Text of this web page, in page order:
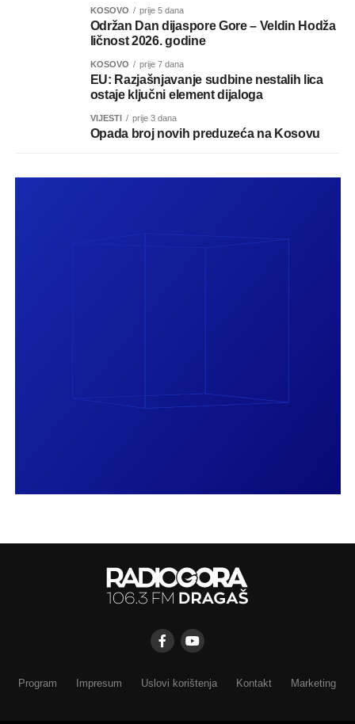
KOSOVO prije 5 dana
Održan Dan dijaspore Gore – Veldin Hodža
ličnost 2026. godine
KOSOVO prije 7 dana
EU: Razjašnjavanje sudbine nestalih lica
ostaje ključni element dijaloga
VIJESTI prije 3 dana
Opada broj novih preduzeća na Kosovu
Program Impresum Uslovi korištenja Kontakt Marketing